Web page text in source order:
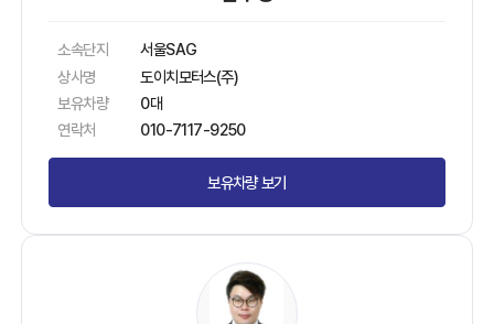
소속단지
서울SAG
상사명
도이치모터스(주)
보유차량
0대
연락처
010-7117-9250
보유차량 보기